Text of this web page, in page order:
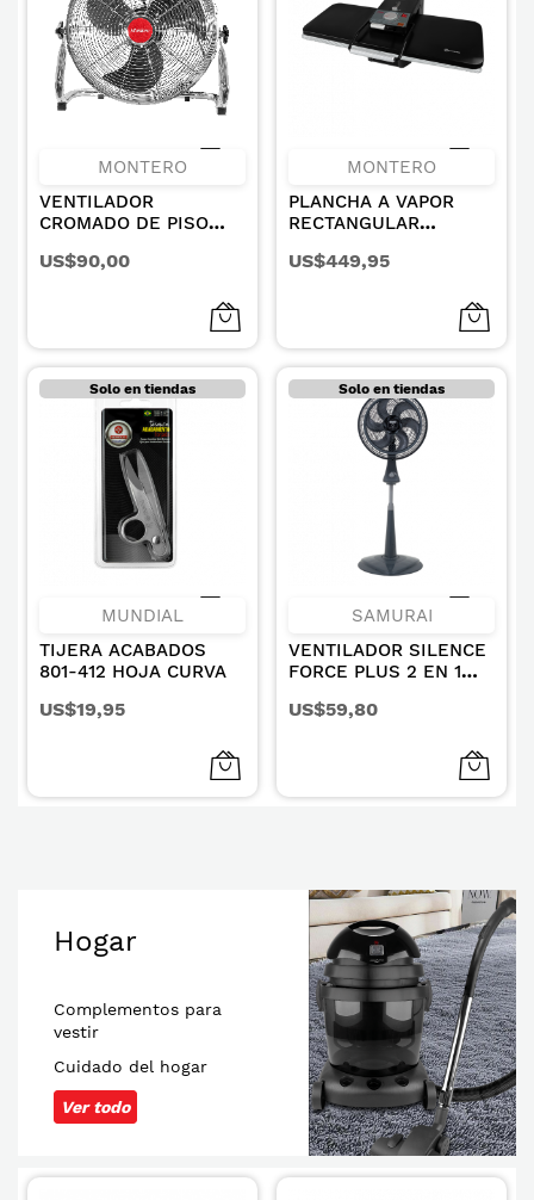
MONTERO
VENTILADOR
CROMADO DE PISO
EVACUACION DE AIRE
US$90,00
Solo en tiendas
MUNDIAL
TIJERA ACABADOS
801-412 HOJA CURVA
US$19,95
MONTERO
PLANCHA A VAPOR
RECTANGULAR
80X30CM.
US$449,95
Solo en tiendas
SAMURAI
VENTILADOR SILENCE
FORCE PLUS 2 EN 1
US$59,80
Hogar
Complementos para
vestir
Cuidado del hogar
Ver todo